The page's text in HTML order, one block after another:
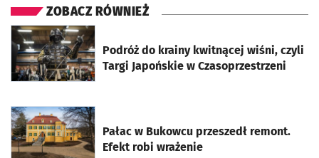
ZOBACZ RÓWNIEŻ
Podróż do krainy kwitnącej wiśni, czyli
Targi Japońskie w Czasoprzestrzeni
otworzy się w nowej karcie
Pałac w Bukowcu przeszedł remont.
Efekt robi wrażenie
otworzy się w nowej karcie